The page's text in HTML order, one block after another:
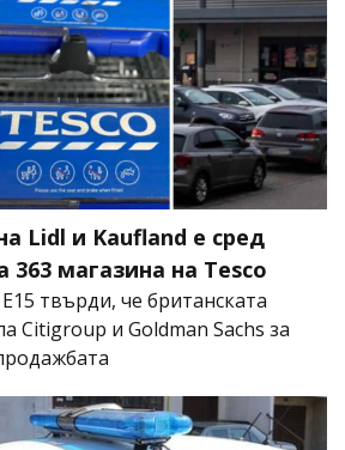
Lidl и Kaufland е сред
363 магазина на Tesco
твърди, че британската
Citigroup и Goldman Sachs за